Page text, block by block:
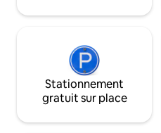
Stationnement
gratuit sur place